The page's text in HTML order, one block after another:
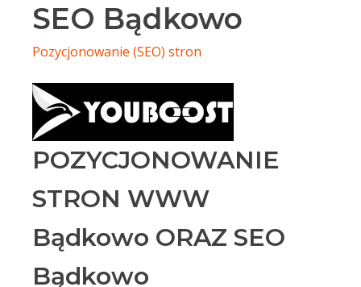
SEO Bądkowo
Pozycjonowanie (SEO) stron
POZYCJONOWANIE
STRON WWW
Bądkowo ORAZ SEO
Bądkowo